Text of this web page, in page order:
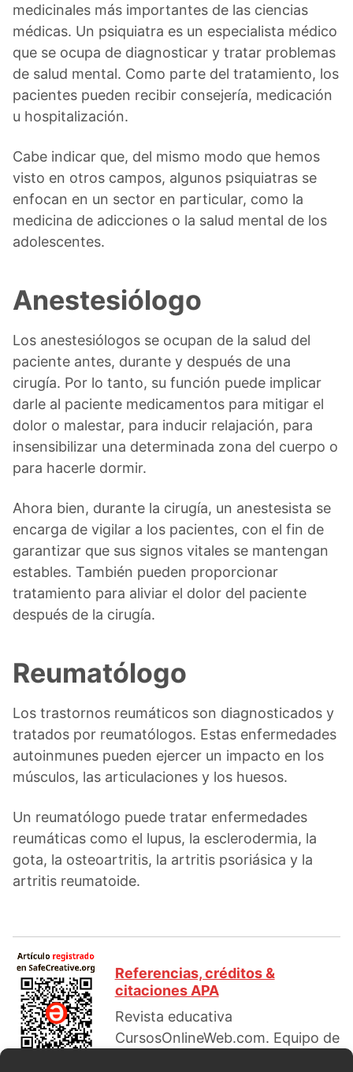
medicinales más importantes de las ciencias
médicas. Un psiquiatra es un especialista médico
que se ocupa de diagnosticar y tratar problemas
de salud mental. Como parte del tratamiento, los
pacientes pueden recibir consejería, medicación
u hospitalización.
Cabe indicar que, del mismo modo que hemos
visto en otros campos, algunos psiquiatras se
enfocan en un sector en particular, como la
medicina de adicciones o la salud mental de los
adolescentes.
Anestesiólogo
Los anestesiólogos se ocupan de la salud del
paciente antes, durante y después de una
cirugía. Por lo tanto, su función puede implicar
darle al paciente medicamentos para mitigar el
dolor o malestar, para inducir relajación, para
insensibilizar una determinada zona del cuerpo o
para hacerle dormir.
Ahora bien, durante la cirugía, un anestesista se
encarga de vigilar a los pacientes, con el fin de
garantizar que sus signos vitales se mantengan
estables. También pueden proporcionar
tratamiento para aliviar el dolor del paciente
después de la cirugía.
Reumatólogo
Los trastornos reumáticos son diagnosticados y
tratados por reumatólogos. Estas enfermedades
autoinmunes pueden ejercer un impacto en los
músculos, las articulaciones y los huesos.
Un reumatólogo puede tratar enfermedades
reumáticas como el lupus, la esclerodermia, la
gota, la osteoartritis, la artritis psoriásica y la
artritis reumatoide.
Referencias, créditos &
citaciones APA
Revista educativa
CursosOnlineWeb.com. Equipo de